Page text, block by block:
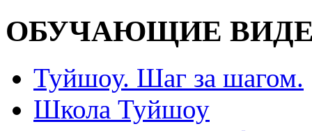
ОБУЧАЮЩИЕ
Туйшоу. Шаг за шагом.
Школа Туйшоу